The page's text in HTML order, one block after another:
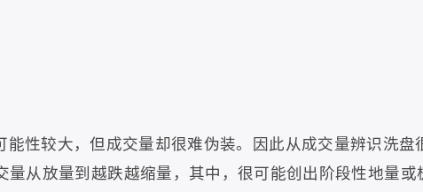
能性较大，但成交量却很难伪装。因此从成交量辨识洗盘
量从放量到越跌越缩量，其中，很可能创出阶段性地量或